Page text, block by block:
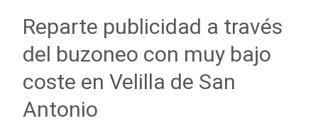
Reparte publicidad a través
del buzoneo con muy bajo
coste en Velilla de San
Antonio